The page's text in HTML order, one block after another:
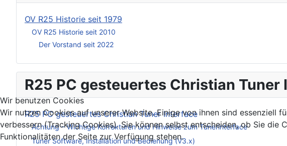
OV R25 Historie seit 1979
OV R25 Historie seit 2010
Der Vorstand seit 2022
R25 PC gesteuertes Christian Tuner
R25 PC gesteuertes Christian Tuner Interface
Achtung – Wichtige Korrekturen und Hinweise zum Tunerinterface
Tuner Software, Installation und Bedienung (V3.x)
Wir benutzen Cookies
Wir nutzen Cookies auf unserer Website. Einige von ihnen sind essenziell
verbessern (Tracking Cookies). Sie können selbst entscheiden, ob Sie
Funktionalitäten der Seite zur Verfügung stehen.